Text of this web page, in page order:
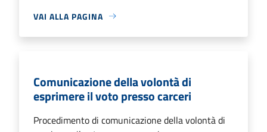
VAI ALLA PAGINA
Comunicazione della volontà di
esprimere il voto presso carceri
Procedimento di comunicazione della volontà di